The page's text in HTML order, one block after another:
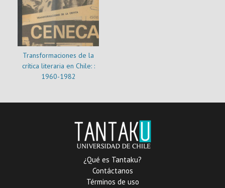
Transformaciones de la
crítica literaria en Chile: :
1960-1982
¿Qué es Tantaku?
Contáctanos
Términos de uso